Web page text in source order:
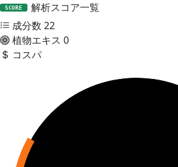
SCORE
解析スコア一覧
成分数 22
植物エキス 0
コスパ